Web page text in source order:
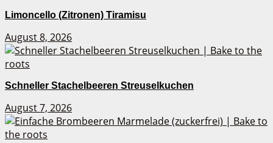
Limoncello (Zitronen) Tiramisu
August 8, 2026
Schneller Stachelbeeren Streuselkuchen
August 7, 2026